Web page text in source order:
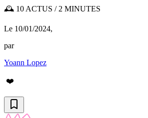
🕰️ 10 ACTUS / 2 MINUTES
Le 10/01/2024,
par
Yoann Lopez
❤️